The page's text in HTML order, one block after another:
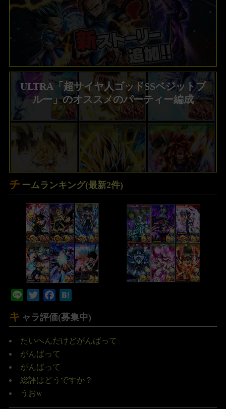
ULTRA「超サイヤ人ゴッドSSベジットブ
ルー」のオススメのパーティー編成
チ ームランキング(最新2件)
Line Twitter Facebook
キ ャラ評価(募集中)
たいへんだけどがんばって
がんばって
がんばって
総評はどうですか？
うおw